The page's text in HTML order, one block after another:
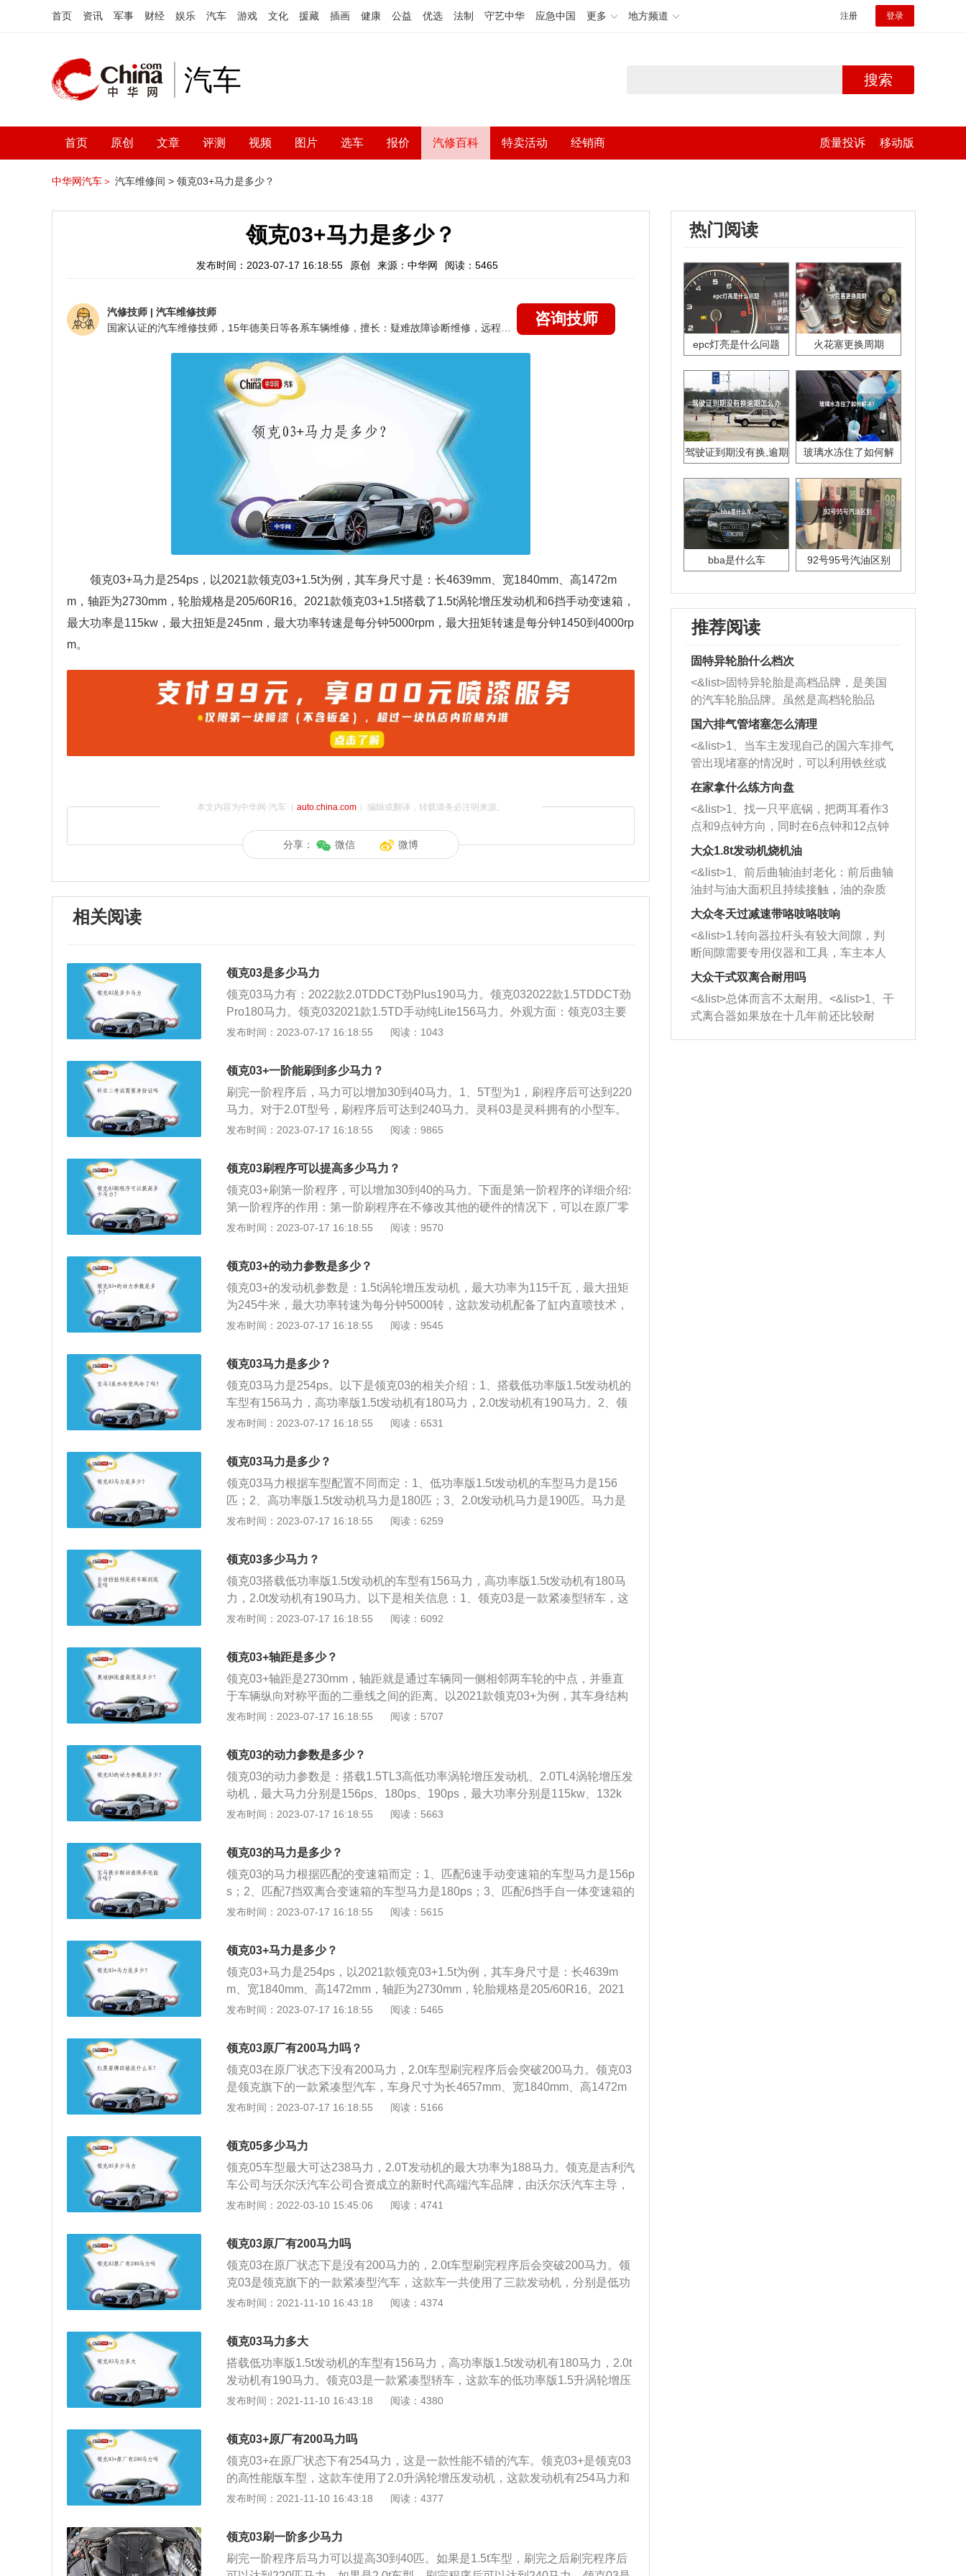
首页 资讯 军事 财经 娱乐 汽车 游戏 文化 援藏 插画 健康 公益 优选 法制 守艺中华 应急中国 更多 地方频道 注册 登录
汽车 搜索
首页 原创 文章 评测 视频 图片 选车 报价 汽修百科 特卖活动 经销商 质量投诉 移动版
中华网汽车＞ 汽车维修间 > 领克03+马力是多少？
领克03+马力是多少？
发布时间：2023-07-17 16:18:55 原创 来源：中华网 阅读：5465
汽修技师 | 汽车维修技师
咨询技师
领克03+马力是254ps，以2021款领克03+1.5t为例，其车身尺寸是：长4639mm、宽1840mm、高1472m
m，轴距为2730mm，轮胎规格是205/60R16。2021款领克03+1.5t搭载了1.5t涡轮增压发动机和6挡手动变速箱，
最大功率是115kw，最大扭矩是245nm，最大功率转速是每分钟5000rpm，最大扭矩转速是每分钟1450到4000rp
m。
本文内容为中华网·汽车（ auto.china.com）编辑或翻译，转载请务必注明来源。
分享： 微信 微博
相关阅读
领克03是多少马力
领克03马力有：2022款2.0TDDCT劲Plus190马力。领克032022款1.5TDDCT劲
Pro180马力。领克032021款1.5TD手动纯Lite156马力。外观方面：领克03主要
是增加了全车的运动包围，包括可供选装的碳纤维前唇、前格栅、新样式的19英
气。领克是由吉利控股集团、吉利汽车集团与沃尔沃汽车合资成立的新时代高端
品牌，集欧洲技术、欧洲设计、全球制造、全球销售为一体，基于由沃尔沃汽车
主导，吉利汽车与沃尔沃汽车联合开发的CMA中级车基础模块架构建立，于2016
年10月20日在柏林发布；由坐落于哥德堡的吉利汽车欧洲研发中心（CEVT）和
哥德堡设计团队负责研发与设计，并将与沃尔沃汽车在中国共享制造基地；按照
发布时间：2023-07-17 16:18:55 阅读：1043
领克03+一阶能刷到多少马力？
刷完一阶程序后，马力可以增加30到40马力。1、5T型为1，刷程序后可达到220
马力。对于2.0T型号，刷程序后可达到240马力。灵科03是灵科拥有的小型车。
该车的长度、宽度和高度分别为4639mm（m）、1840mm（m）、1460mm（m
5nm。该发动机的最大功率转速为5500rpm，最大扭矩转速为1500至4000rpm。
发动机采用缸内直喷技术，采用铝合金缸盖。3、与此发动机匹配的是7速双离合
器变速箱。2.0升涡轮增压发动机的最大扭矩为190马力和300牛米。发动机的最
大功率转速为4700rpm，最大扭矩转速为1400至4000rpm。发动机采用缸内直喷
技术，采用铝合金缸盖。4、该发动机与6at变速箱匹配。凌科03前悬架采用麦弗
面的附着力，从而提高车轮的抓地力。随着抓地力的提高，汽车的操控性和乘坐
舒适性也可能得到改善。
发布时间：2023-07-17 16:18:55 阅读：9865
领克03刷程序可以提高多少马力？
领克03+刷第一阶程序，可以增加30到40的马力。下面是第一阶程序的详细介绍:
第一阶程序的作用：第一阶刷程序在不修改其他的硬件的情况下，可以在原厂零
件的公差范围内调整发动机的喷油或点火提前角等参数。它的作用是用来改善一
维修机构刷第一阶程序，因为刷ECU本身就有很大的风险。一旦出现了错误，很
可能会引起车辆的其他问题。
发布时间：2023-07-17 16:18:55 阅读：9570
领克03+的动力参数是多少？
领克03+的发动机参数是：1.5t涡轮增压发动机，最大功率为115千瓦，最大扭矩
为245牛米，最大功率转速为每分钟5000转，这款发动机配备了缸内直喷技术，
使用了铝合金缸盖缸体，匹配的是6挡手动变速箱。以下是发动机的分类和发动
轮发动机。发动机的保养方法：定期清理水箱，锈迹和水垢会限制冷却液的冷却
系统中的流动，降低散热作用，导致发动机过热，甚至造成发动机损坏；定期更
换机油及滤芯，任何质量等级的润滑油在使用过程中油质都会发生变化，避免故
障的发生，要结合使用条件定期换油。
发布时间：2023-07-17 16:18:55 阅读：9545
领克03马力是多少？
领克03马力是254ps。以下是领克03的相关介绍：1、搭载低功率版1.5t发动机的
车型有156马力，高功率版1.5t发动机有180马力，2.0t发动机有190马力。2、领
克03高功率版使用1.5升涡轮增压发动机，有265牛米最大扭矩，最大功率转速为
用铝合金缸盖缸体，采用7速双离合变速箱。3、2.0升涡轮增压发动机有300牛米
最大扭矩，最大功率转速为4700转每分钟，最大扭矩转速为1400到4000转每分
钟，搭载缸内直喷技术，使用铝合金缸盖缸体，采用6at变速箱。
发布时间：2023-07-17 16:18:55 阅读：6531
领克03马力是多少？
领克03马力根据车型配置不同而定：1、低功率版1.5t发动机的车型马力是156
匹；2、高功率版1.5t发动机马力是180匹；3、2.0t发动机马力是190匹。马力是
工程技术上常用的一种计量功率的单位。以2021款领克3为例，其属于一款4门5
mm，整备质量是1395kg。2021款领克3搭载了1.5l涡轮增压发动机，最大功率转
速是每分钟5000rpm。
发布时间：2023-07-17 16:18:55 阅读：6259
领克03多少马力？
领克03搭载低功率版1.5t发动机的车型有156马力，高功率版1.5t发动机有180马
力，2.0t发动机有190马力。以下是相关信息：1、领克03是一款紧凑型轿车，这
款车的低功率版1.5升涡轮增压发动机有245牛米的最大扭矩，这款发动机的最大
搭载了缸内直喷技术，并且使用了铝合金缸盖缸体。2、高功率版1.5升涡轮增压
发动机有265牛米的最大扭矩，这款发动机的最大功率转速为5500转每分钟，最
大扭矩转速为1500到4000转每分钟。这款发动机搭载了缸内直喷技术，并且使用
了铝合金缸盖缸体。与这款发动机匹配的是7速双离合变速箱。
发布时间：2023-07-17 16:18:55 阅读：6092
领克03+轴距是多少？
领克03+轴距是2730mm，轴距就是通过车辆同一侧相邻两车轮的中点，并垂直
于车辆纵向对称平面的二垂线之间的距离。以2021款领克03+为例，其车身结构
是四门五座三厢车，车身尺寸是：长4677mm、宽1840mm、高1461mm，整备
是多连杆式独立悬架，其搭载了2.0t涡轮增压发动机，最大马力是254ps，最大功
率是187kw，最大扭矩是350nm，与其匹配的是8挡手自一体变速箱。
发布时间：2023-07-17 16:18:55 阅读：5707
领克03的动力参数是多少？
领克03的动力参数是：搭载1.5TL3高低功率涡轮增压发动机、2.0TL4涡轮增压发
动机，最大马力分别是156ps、180ps、190ps，最大功率分别是115kw、132k
w、140kw，最大扭矩分别是245nm、265nm、300nm。领克03是领克推出的一
悬挂类型是麦弗逊式独立悬挂，后悬挂类型是多连杆式独立悬挂。
发布时间：2023-07-17 16:18:55 阅读：5663
领克03的马力是多少？
领克03的马力根据匹配的变速箱而定：1、匹配6速手动变速箱的车型马力是156p
s；2、匹配7挡双离合变速箱的车型马力是180ps；3、匹配6挡手自一体变速箱的
车型马力是190ps。领克03属于一款紧凑型车，以2021款领克03手动纯lite为
身结构为4门5座三厢车，整备质量是1395kg。
发布时间：2023-07-17 16:18:55 阅读：5615
领克03+马力是多少？
领克03+马力是254ps，以2021款领克03+1.5t为例，其车身尺寸是：长4639m
m、宽1840mm、高1472mm，轴距为2730mm，轮胎规格是205/60R16。2021
款领克03+1.5t搭载了1.5t涡轮增压发动机和6挡手动变速箱，最大功率是115kw，
50到4000rpm。
发布时间：2023-07-17 16:18:55 阅读：5465
领克03原厂有200马力吗？
领克03在原厂状态下没有200马力，2.0t车型刷完程序后会突破200马力。领克03
是领克旗下的一款紧凑型汽车，车身尺寸为长4657mm、宽1840mm、高1472m
m，轴距为2730mm。领克03一共使用了三款发动机，分别是低功率版1.5升涡轮
增压发动机有190马力和300牛米的最大扭矩，能在每分钟4700转时输出最大功
率，在每分钟1400到4000转时输出最大扭矩，搭载了缸内直喷技术，并且使用了
铝合金缸盖缸体。
发布时间：2023-07-17 16:18:55 阅读：5166
领克05多少马力
领克05车型最大可达238马力，2.0T发动机的最大功率为188马力。领克是吉利汽
车公司与沃尔沃汽车公司合资成立的新时代高端汽车品牌，由沃尔沃汽车主导，
吉利汽车公司与沃尔沃汽车公司联合开发的中级车基础构架建成。可以在汽车前
发动机的型号不同，马力大小有所不同，马力是用于衡量汽车功率的常用单位，
发动机的功率通常是指发动机做功的快慢，做工快慢和汽车瞬间动能输出有密切
相关的联系，所以通常可以通过马力的大小判断该汽车的动力。
发布时间：2022-03-10 15:45:06 阅读：4741
领克03原厂有200马力吗
领克03在原厂状态下是没有200马力的，2.0t车型刷完程序后会突破200马力。领
克03是领克旗下的一款紧凑型汽车，这款车一共使用了三款发动机，分别是低功
率版1.5升涡轮增压发动机，高功率版1.5升涡轮增压发动机，2.0升涡轮增压发动
机可以在5000转每分钟时输出最大功率，可以在1450到4000转每分钟时输出最
大扭矩。这款发动机搭载了缸内直喷技术，并且使用了铝合金缸盖缸体。高功率
版1.5升涡轮增压发动机有180马力和265牛米的最大扭矩，这款发动机能在5500
转每分钟时输出最大功率，能在1500到4000转每分钟时输出最大扭矩。这款发动
机搭载了缸内直喷技术，并且使用了铝合金缸盖缸体。2.0升涡轮增压发动机有19
在1400到4000转每分钟时输出最大扭矩。这款发动机搭载了缸内直喷技术，并且
使用了铝合金缸盖缸体。如果大家对领克03感兴趣，可以去试驾一下这款车。
发布时间：2021-11-10 16:43:18 阅读：4374
领克03马力多大
搭载低功率版1.5t发动机的车型有156马力，高功率版1.5t发动机有180马力，2.0t
发动机有190马力。领克03是一款紧凑型轿车，这款车的低功率版1.5升涡轮增压
发动机有245牛米的最大扭矩，这款发动机的最大功率转速为5000转每分钟，最
了铝合金缸盖缸体。与这款发动机匹配的是6速手动变速箱。高功率版1.5升涡轮
增压发动机有265牛米的最大扭矩，这款发动机的最大功率转速为5500转每分
钟，最大扭矩转速为1500到4000转每分钟。这款发动机搭载了缸内直喷技术，并
且使用了铝合金缸盖缸体。与这款发动机匹配的是7速双离合变速箱。2.0升涡轮
增压发动机有300牛米的最大扭矩，这款发动机的最大功率转速为4700转每分
且使用了铝合金缸盖缸体。与这款发动机匹配的是6at变速箱。领克03的前悬架使
用了麦弗逊独立悬架，后悬架使用了多连杆独立悬架。多连杆独立悬架可以提高
车子的操控性和舒适性。
发布时间：2021-11-10 16:43:18 阅读：4380
领克03+原厂有200马力吗
领克03+在原厂状态下有254马力，这是一款性能不错的汽车。领克03+是领克03
的高性能版车型，这款车使用了2.0升涡轮增压发动机，这款发动机有254马力和
350牛米的最大扭矩，这款发动机可以在5500转每分钟时输出最大功率，可以在1
用了铝合金缸盖缸体。与这款发动机匹配的是来自爱信的8at变速箱。8at变速箱
的传动效率更高，这种变速箱的可靠性耐用性也是不错的。领克03+的前悬架使
用了麦弗逊独立悬架，后悬架使用了多连杆独立悬架。领克03+搭载了适时四驱
发布时间：2021-11-10 16:43:18 阅读：4377
领克03刷一阶多少马力
刷完一阶程序后马力可以提高30到40匹。如果是1.5t车型，刷完之后刷完程序后
热门阅读
epc灯亮是什么问题 火花塞更换周期
驾驶证到期没有换,逾期
玻璃水冻住了如何解
bba是什么车 92号95号汽油区别
推荐阅读
固特异轮胎什么档次
<&list>固特异轮胎是高档品牌，是美国
的汽车轮胎品牌。虽然是高档轮胎品
牌，但是中高低端的轮胎都有生产，这
也是为了更好的开拓市场。
国六排气管堵塞怎么清理
<&list>1、当车主发现自己的国六车排气
管出现堵塞的情况时，可以利用铁丝或
者是细棍，直接将杂物给取出来，如果
堵塞情况比较严重，也可以采取应急措
施。 <&list>2、直接利用木棍将所有的
杂物推到排气管里面的位置处，然后将
三元催化器拆解开，就可以将堵塞的东
西取出来。但如果是因为积碳过多引起
的堵塞，就需要将三元催化器泡在草酸
洗剂对堵塞的情况得到解决，将清洗剂
放在燃油箱中，与燃油混合后，车辆启
动时，就可以和汽油一起进入到燃烧
室，最后形成废气排出，就可以让三元
催化器得到清洗，排气管堵塞的情况就
能够得到解决。
在家拿什么练方向盘
<&list>1、找一只平底锅，把两耳看作3
点和9点钟方向，同时在6点钟和12点钟
方向做一个标记。 <&list>2、双手握住
一圈半的练习，往右同样也要打相同的
圈数。 <&list>3、最后强调要反复练
习，这样就可以形成肌肉记忆，在真实
驾驶车辆时，不需要记忆也能打好方
向。
大众1.8t发动机烧机油
<&list>1、前后曲轴油封老化：前后曲轴
油封与油大面积且持续接触，油的杂质
和发动机内持续温度变化使其密封效果
逐渐减弱，导致渗油或漏油。<&list>2、
活塞间隙过大：积碳会使活塞环与缸体
的间隙扩大，导致机油流入燃烧室中，
造成烧机油。<&list>3、机油粘度。使用
机油粘度过小的话，同样会有烧机油现
象，机油粘度过小具有很好的流动性，
大众冬天过减速带咯吱咯吱响
<&list>1.转向器拉杆头有较大间隙，判
断间隙需要专用仪器和工具，车主本人
无法制作，需要将车辆送到修理厂或4s
店；<&list>2.车辆半轴套管防尘罩破
裂，破裂后会出现漏油现象，使半轴磨
损严重，磨损的半轴容易损坏，产生异
响；<&list>3.稳定器的转向胶套和球头
大众干式双离合耐用吗
<&list>总体而言不太耐用。<&list>1、干
式离合器如果放在十几年前还比较耐